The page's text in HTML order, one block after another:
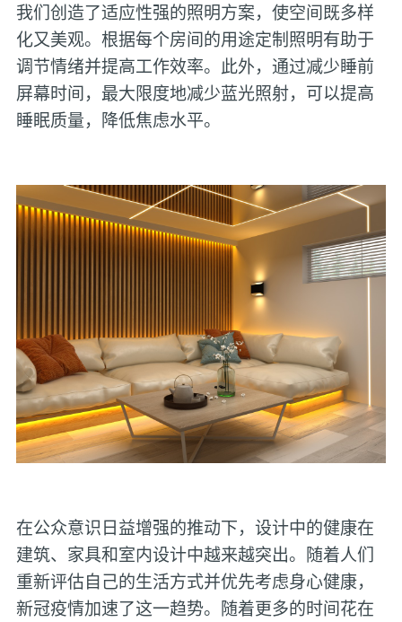
我们创造了适应性强的照明方案，使空间既多样
化又美观。根据每个房间的用途定制照明有助于
调节情绪并提高工作效率。此外，通过减少睡前
屏幕时间，最大限度地减少蓝光照射，可以提高
睡眠质量，降低焦虑水平。
在公众意识日益增强的推动下，设计中的健康在
建筑、家具和室内设计中越来越突出。随着人们
重新评估自己的生活方式并优先考虑身心健康，
新冠疫情加速了这一趋势。随着更多的时间花在